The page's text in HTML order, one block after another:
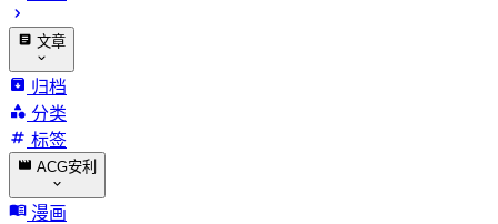
文章
归档
分类
标签
ACG安利
漫画